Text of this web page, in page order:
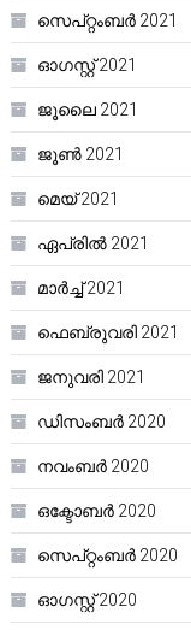
സെപ്റ്റംബർ 2021
ഓഗസ്റ്റ്‌ 2021
ജൂലൈ 2021
ജൂൺ 2021
മെയ്‌ 2021
ഏപ്രിൽ 2021
മാർച്ച്‌ 2021
ഫെബ്രുവരി 2021
ജനുവരി 2021
ഡിസംബർ 2020
നവംബർ 2020
ഒക്ടോബർ 2020
സെപ്റ്റംബർ 2020
ഓഗസ്റ്റ്‌ 2020